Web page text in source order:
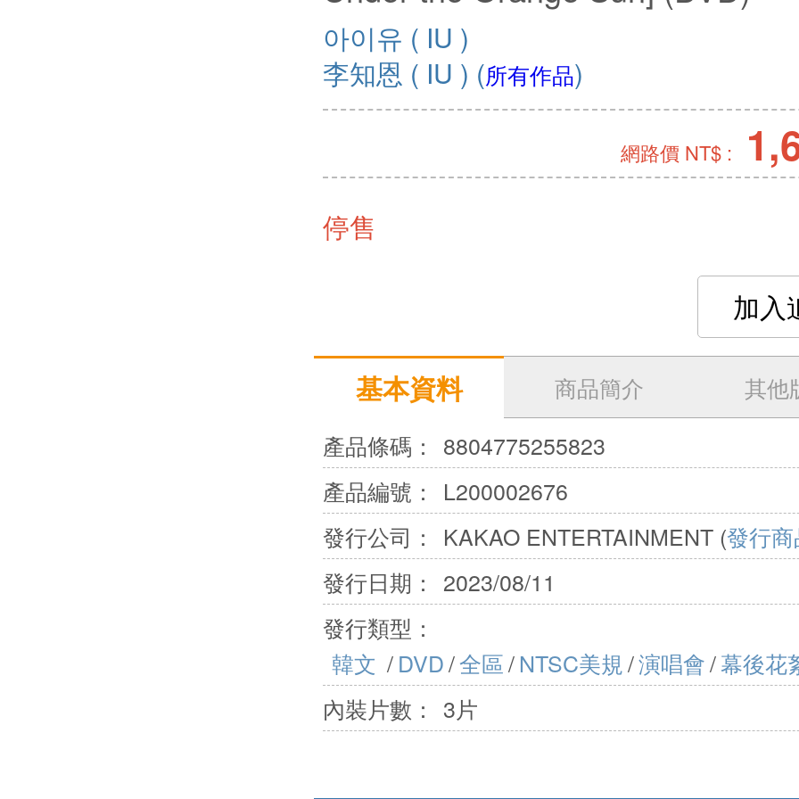
아이유 ( IU )
李知恩 ( IU ) (所有作品)
網路價 NT$ :
停售
加入
基本資料 商品簡介
其他
產品條碼：
8804775255823
產品編號：
L200002676
發行公司：
KAKAO ENTERTAINMENT (發行商
發行日期：
2023/08/11
發行類型：
韓文 /DVD/全區/NTSC美規/演唱會/幕後花
內裝片數：
3片